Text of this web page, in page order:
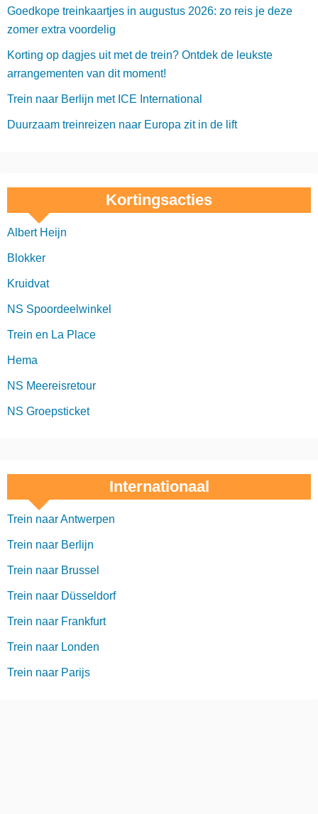
Goedkope treinkaartjes in augustus 2026: zo reis je deze
zomer extra voordelig
Korting op dagjes uit met de trein? Ontdek de leukste
arrangementen van dit moment!
Trein naar Berlijn met ICE International
Duurzaam treinreizen naar Europa zit in de lift
Kortingsacties
Albert Heijn
Blokker
Kruidvat
NS Spoordeelwinkel
Trein en La Place
Hema
NS Meereisretour
NS Groepsticket
Internationaal
Trein naar Antwerpen
Trein naar Berlijn
Trein naar Brussel
Trein naar Düsseldorf
Trein naar Frankfurt
Trein naar Londen
Trein naar Parijs